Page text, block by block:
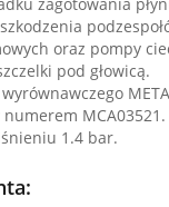
oraz pompy
pod głowicą.
numerem
1.4 bar.